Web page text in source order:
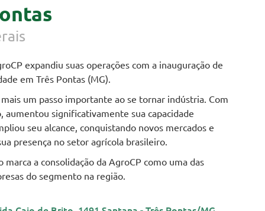
expandiu suas operações com a inauguração de
em Três Pontas (MG).
um passo importante ao se tornar indústria. Com
aumentou significativamente sua capacidade
seu alcance, conquistando novos mercados e
presença no setor agrícola brasileiro.
marca a consolidação da AgroCP como uma das
do segmento na região.